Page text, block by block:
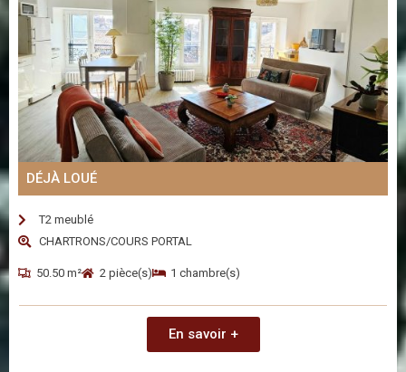
DÉJÀ LOUÉ
T2 meublé
CHARTRONS/COURS PORTAL
50.50 m² 2 pièce(s) 1 chambre(s)
En savoir +